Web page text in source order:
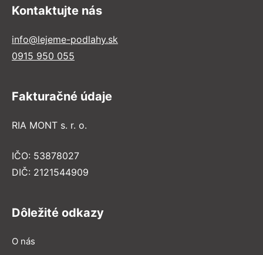
Kontaktujte nás
info@lejeme-podlahy.sk
0915 950 055
Fakturačné údaje
RIA MONT s. r. o.
IČO: 53878027
DIČ: 2121544909
Dôležité odkazy
O nás